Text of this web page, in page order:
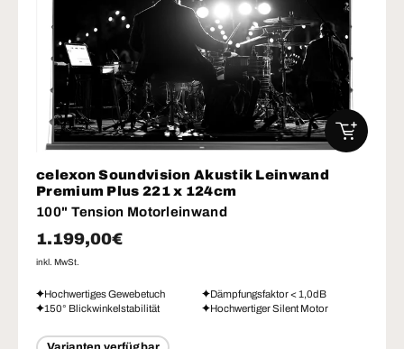
celexon Soundvision Akustik Leinwand
Premium Plus 221 x 124cm
100" Tension Motorleinwand
Normaler Preis
1.199,00€
inkl. MwSt.
Hochwertiges Gewebetuch
Dämpfungsfaktor < 1,0dB
150° Blickwinkelstabilität
Hochwertiger Silent Motor
IN DEN